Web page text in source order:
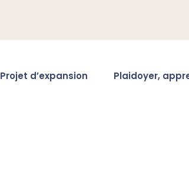
Projet d’expansion Plaidoyer,